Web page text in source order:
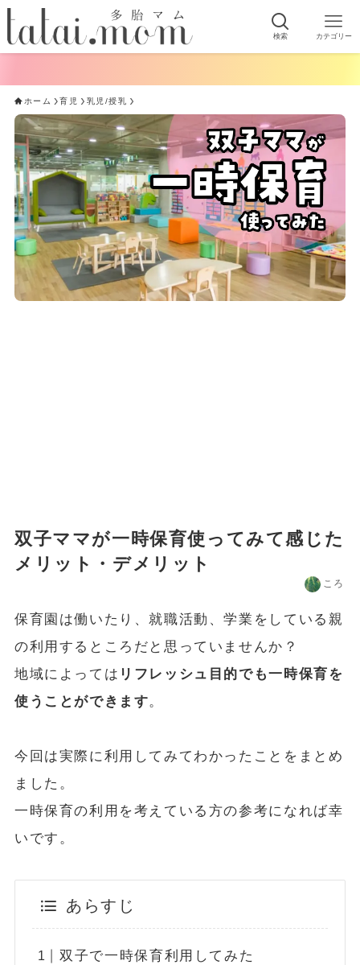
検索 カテゴリー
ホーム 育児 乳児/授乳
双子ママが一時保育使ってみて感じた
メリット・デメリット
ころ
保育園は働いたり、就職活動、学業をしている親
の利用するところだと思っていませんか？
地域によっては リフレッシュ目的でも一時保育を
使うことができます。
今回は実際に利用してみてわかったことをまとめ
ました。
一時保育の利用を考えている方の参考になれば幸
いです。
あらすじ
双子で一時保育利用してみた